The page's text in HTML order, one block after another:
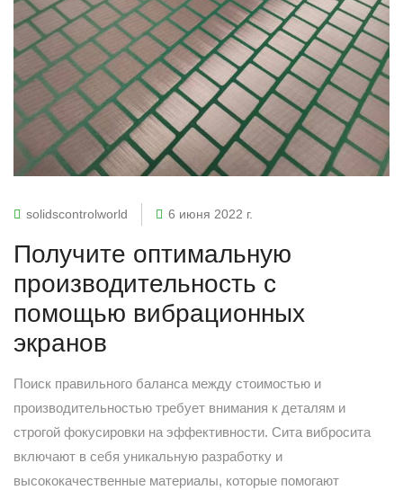
solidscontrolworld 6 июня 2022 г.
Получите оптимальную
производительность с
помощью вибрационных
экранов
Поиск правильного баланса между стоимостью и
производительностью требует внимания к деталям и
строгой фокусировки на эффективности. Сита вибросита
включают в себя уникальную разработку и
высококачественные материалы, которые помогают